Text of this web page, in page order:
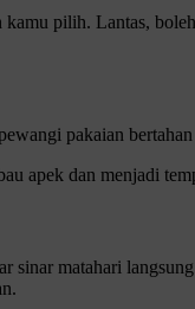
pilih. Lantas,
pakaian
apek dan menjadi
sinar matahari